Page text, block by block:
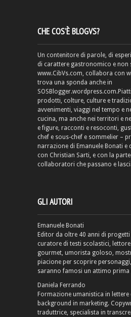
CHE COS’È BLOGVS?
Un contenitore di parole, di
di carattere gastronomico e non
www.CibVs.com, collabora con
trova una sponda anche in
prodotti, colture, culture e
avvenimenti, viaggi nel tempo e
cucina, ma anche nei territori e
e figure, racconti e resoconti,
chef e sous-chef e sommelier –
narrazione di Emanuele Bonati e
con Christian Sarti, e con la
collaboratori che passano e
GLI AUTORI
Emanuele Bonati
Editor da oltre 40 anni di
curatore di testi scolastici,
gourmet, umorista goloso,
piacione per scoprire
saranno famosi un attimo prima
Daniela Ferrando
Formazione umanistica in lettere
background in marketing.
traduttrice, specialista in